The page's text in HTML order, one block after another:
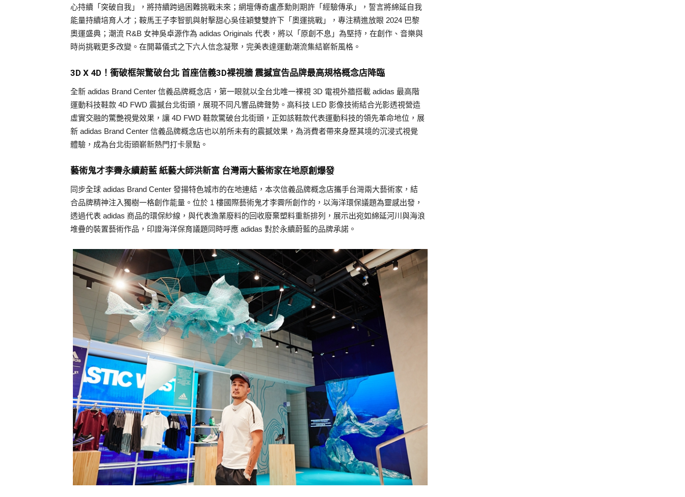
心持續「突破自我」，將持續跨過困難挑戰未來；網壇傳奇盧彥勳則期許「經驗傳承」，誓言將綿延自我
能量持續培育人才；鞍馬王子李智凱與射擊甜心吳佳穎雙雙許下「奧運挑戰」，專注精進放眼 2024 巴黎
奧運盛典；潮流 R&B 女神吳卓源作為 adidas Originals 代表，將以「原創不息」為堅持，在創作、音樂與
時尚挑戰更多改變。在開幕儀式之下六人信念凝聚，完美表達運動潮流集結嶄新風格。
3D X 4D！衝破框架驚破台北 首座信義3D裸視牆 震撼宣告品牌最高規格概念店降臨
全新 adidas Brand Center 信義品牌概念店，第一眼就以全台北唯一裸視 3D 電視外牆搭載 adidas 最高階
運動科技鞋款 4D FWD 震撼台北街頭，展現不同凡響品牌聲勢。高科技 LED 影像技術結合光影透視營造
虛實交融的驚艷視覺效果，讓 4D FWD 鞋款驚破台北街頭，正如該鞋款代表運動科技的領先革命地位，展
新 adidas Brand Center 信義品牌概念店也以前所未有的震撼效果，為消費者帶來身歷其境的沉浸式視覺
體驗，成為台北街頭嶄新熱門打卡景點。
藝術鬼才李霽永續蔚藍 紙藝大師洪新富 台灣兩大藝術家在地原創爆發
同步全球 adidas Brand Center 發揚特色城市的在地連結，本次信義品牌概念店攜手台灣兩大藝術家，結
合品牌精神注入獨樹一格創作能量。位於 1 樓國際藝術鬼才李霽所創作的，以海洋環保議題為靈感出發，
透過代表 adidas 商品的環保紗線，與代表漁業廢料的回收廢棄塑料重新排列，展示出宛如綿延河川與海浪
堆疊的裝置藝術作品，印證海洋保育議題同時呼應 adidas 對於永續蔚藍的品牌承諾。